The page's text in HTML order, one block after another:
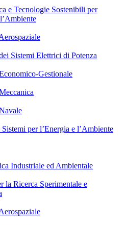
e Tecnologie Sostenibili per
Sistemi Elettrici di Potenza
Gestionale
per l’Energia e l’Ambiente
Industriale ed Ambientale
la Ricerca Sperimentale e